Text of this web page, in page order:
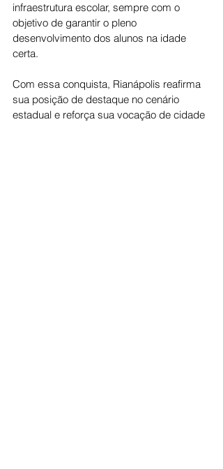
infraestrutura escolar, sempre com o
objetivo de garantir o pleno
desenvolvimento dos alunos na idade
certa.
Com essa conquista, Rianápolis reafirma
sua posição de destaque no cenário
estadual e reforça sua vocação de cidade